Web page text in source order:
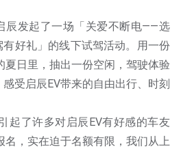
辰发起了一场「关爱不断电——选
好礼」的线下试驾活动。用一份
夏日里，抽出一份空闲，驾驶体验
受启辰EV带来的自由出行、时刻
起了许多对启辰EV有好感的车友
名，实在迫于名额有限，我们从上